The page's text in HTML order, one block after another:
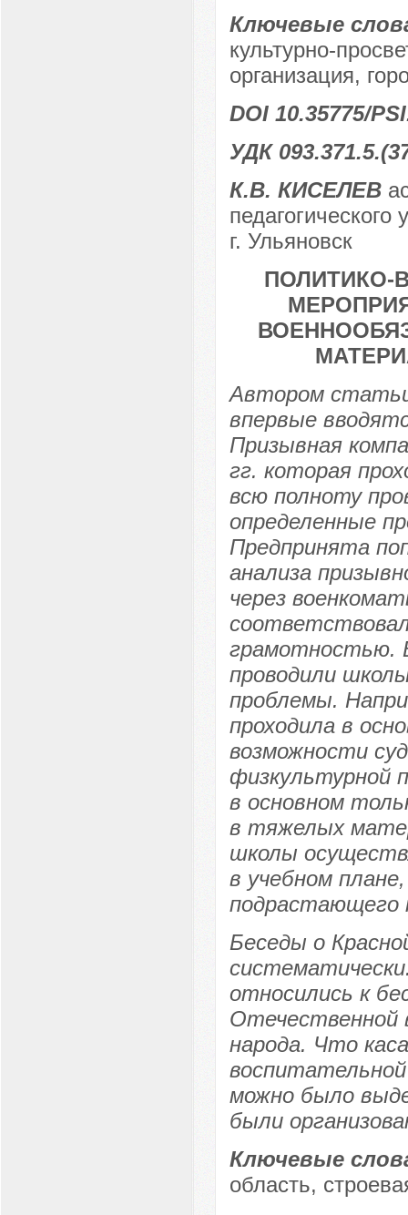
Ключевые
культурно-
организация,
DOI 10.35775/
УДК
К.В. КИСЕЛЕВ
г. Ульяновск
ПОЛИТИКО-
Автором
впервые
Призывная
гг. которая
всю полноту
определенные
Предпринята
анализа
через
грамотностью.
проводили
проблемы.
проходила в
возможности
физкультурной
в основном
в тяжелых
школы
в учебном
подрастающего
Беседы о
относились к
Отечественной
народа. Что
можно было
были
Ключевые
область,